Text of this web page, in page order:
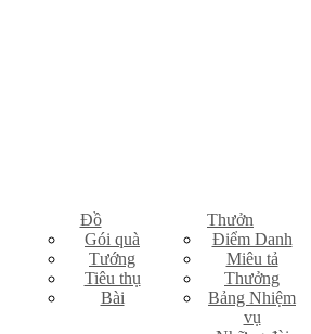
Đồ
Gói quà
Tướng
Tiêu thụ
Bài
Thưởn
Điểm Danh
Miêu tả
Thưởng
Bảng Nhiệm
vụ